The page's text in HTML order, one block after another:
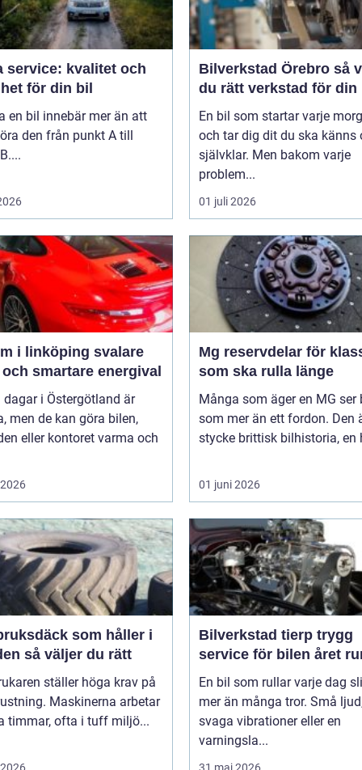
service: kvalitet och
för din bil
en bil innebär mer än att
den från punkt A till
Bilverkstad Örebro så väljer
du rätt verkstad för din
En bil som startar varje
och tar dig dit du ska känns
självklar. Men bakom varje
problem...
01 juli 2026
linköping svalare
smartare energival
dagar i Östergötland är
men de kan göra bilen,
eller kontoret varma och
Mg reservdelar för
som ska rulla länge
Många som äger en MG ser
som mer än ett fordon. Den
stycke brittisk bilhistoria, en
01 juni 2026
som håller i
längden så väljer du rätt
ställer höga krav på
Maskinerna arbetar
timmar, ofta i tuff miljö...
Bilverkstad tierp trygg
service för bilen året
En bil som rullar varje dag
mer än många tror. Små
svaga vibrationer eller en
varningsla...